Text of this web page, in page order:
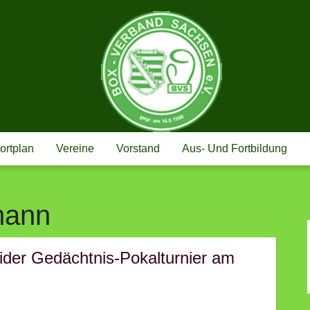
BOX-
Vereine Vorstand Aus- Und Fortbildung
Gedächtnis-Pokalturnier am